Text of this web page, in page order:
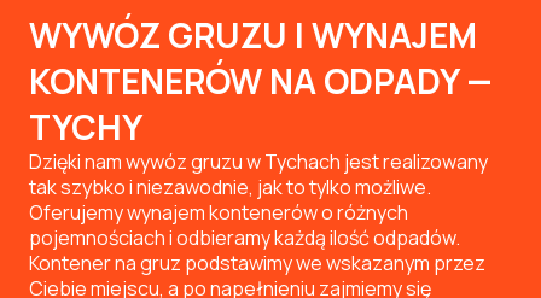
WYWÓZ GRUZU I WYNAJEM
KONTENERÓW NA ODPADY —
TYCHY
Dzięki nam wywóz gruzu w Tychach jest realizowany
tak szybko i niezawodnie, jak to tylko możliwe.
Oferujemy wynajem kontenerów o różnych
pojemnościach i odbieramy każdą ilość odpadów.
Kontener na gruz podstawimy we wskazanym przez
Ciebie miejscu, a po napełnieniu zajmiemy się